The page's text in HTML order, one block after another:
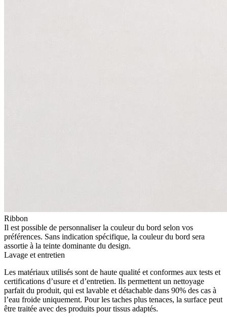
Ribbon
Il est possible de personnaliser la couleur du bord selon vos
préférences. Sans indication spécifique, la couleur du bord sera
assortie à la teinte dominante du design.
Lavage et entretien
Les matériaux utilisés sont de haute qualité et conformes aux tests et
certifications d’usure et d’entretien. Ils permettent un nettoyage
parfait du produit, qui est lavable et détachable dans 90% des cas à
l’eau froide uniquement. Pour les taches plus tenaces, la surface peut
être traitée avec des produits pour tissus adaptés.